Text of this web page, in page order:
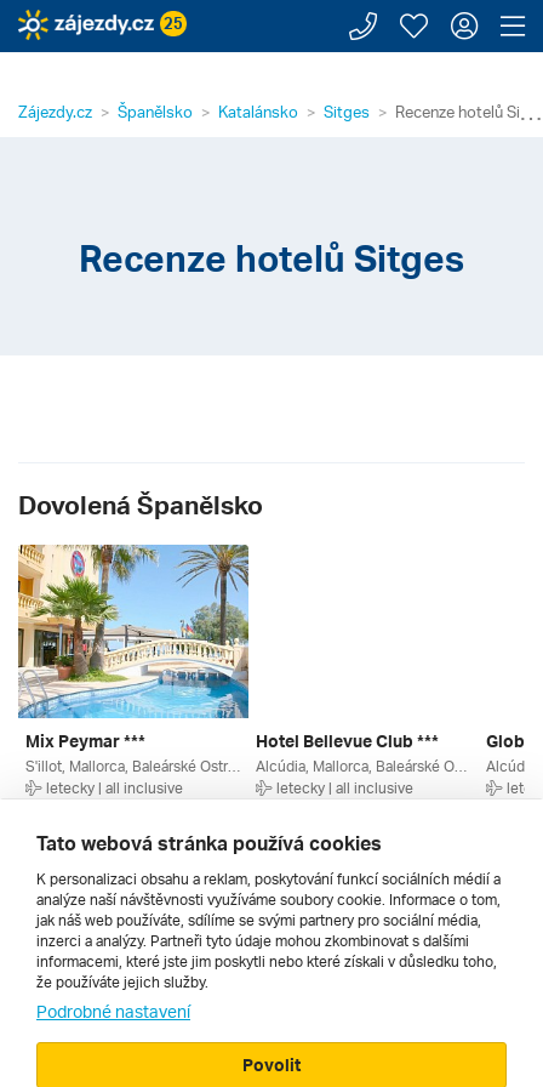
25 Zavolejte
Moje
⋯
Zájezdy.cz Španělsko Katalánsko Sitges Recenze hotelů
Recenze hotelů Sitges
Dovolená Španělsko
Mix Peymar ***
letecky | all inclusive
18 950 Kč
Hotel Bellevue Club ***
letecky | all inclusive
18 680 Kč
Všechny
Cestopisy
Tato webová stránka používá cookies
K personalizaci obsahu a reklam, poskytování funkcí sociálních médií a
analýze naší návštěvnosti využíváme soubory cookie. Informace o tom,
jak náš web používáte, sdílíme se svými partnery pro sociální média,
inzerci a analýzy. Partneři tyto údaje mohou zkombinovat s dalšími
informacemi, které jste jim poskytli nebo které získali v důsledku toho,
že používáte jejich služby.
Podrobné nastavení
Povolit